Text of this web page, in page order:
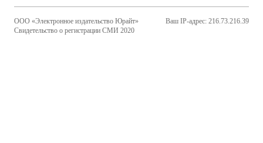
ООО «Электронное издательство Юрайт»
Свидетельство о регистрации СМИ 2020
Ваш IP-адрес: 216.73.216.39